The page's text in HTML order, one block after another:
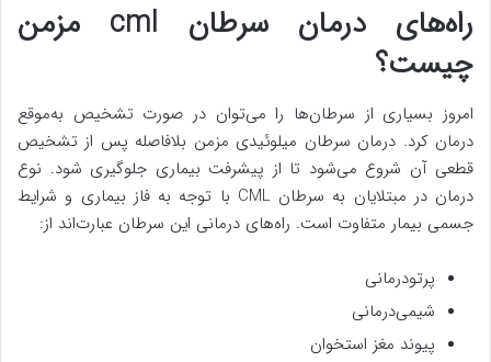
راه‌های درمان سرطان cml مزمن
چیست؟
امروز بسیاری از سرطان‌ها را می‌توان در صورت تشخیص به‌موقع
درمان کرد. درمان سرطان میلوئیدی مزمن بلافاصله پس از تشخیص
قطعی آن شروع می‌شود تا از پیشرفت بیماری جلوگیری شود. نوع
درمان در مبتلایان به سرطان CML با توجه به فاز بیماری و شرایط
جسمی بیمار متفاوت است. راه‌های درمانی این سرطان عبارت‌اند از:
پرتودرمانی
شیمی‌درمانی
پیوند مغز استخوان